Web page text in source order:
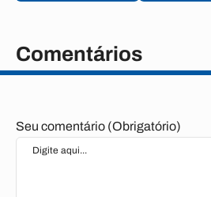
Comentários
Seu comentário (Obrigatório)